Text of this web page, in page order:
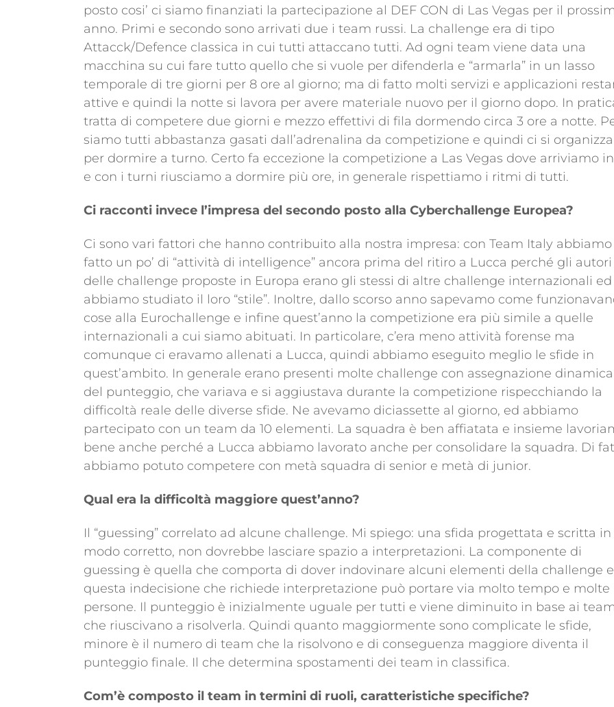
posto cosi’ ci siamo finanziati la partecipazione al DEF CON di Las Vegas per il
anno. Primi e secondo sono arrivati due i team russi. La challenge era di tipo
Attacck/Defence classica in cui tutti attaccano tutti. Ad ogni team viene data una
macchina su cui fare tutto quello che si vuole per difenderla e “armarla” in un lasso
temporale di tre giorni per 8 ore al giorno; ma di fatto molti servizi e applicazioni
attive e quindi la notte si lavora per avere materiale nuovo per il giorno dopo. In
tratta di competere due giorni e mezzo effettivi di fila dormendo circa 3 ore a notte.
siamo tutti abbastanza gasati dall’adrenalina da competizione e quindi ci si organizza
per dormire a turno. Certo fa eccezione la competizione a Las Vegas dove arriviamo
e con i turni riusciamo a dormire più ore, in generale rispettiamo i ritmi di tutti.
Ci racconti invece l’impresa del secondo posto alla Cyberchallenge Europea?
Ci sono vari fattori che hanno contribuito alla nostra impresa: con Team Italy abbiamo
fatto un po’ di “attività di intelligence” ancora prima del ritiro a Lucca perché gli autori
delle challenge proposte in Europa erano gli stessi di altre challenge internazionali ed
abbiamo studiato il loro “stile”. Inoltre, dallo scorso anno sapevamo come
cose alla Eurochallenge e infine quest’anno la competizione era più simile a quelle
internazionali a cui siamo abituati. In particolare, c’era meno attività forense ma
comunque ci eravamo allenati a Lucca, quindi abbiamo eseguito meglio le sfide in
quest’ambito. In generale erano presenti molte challenge con assegnazione dinamica
del punteggio, che variava e si aggiustava durante la competizione rispecchiando la
difficoltà reale delle diverse sfide. Ne avevamo diciassette al giorno, ed abbiamo
partecipato con un team da 10 elementi. La squadra è ben affiatata e insieme
bene anche perché a Lucca abbiamo lavorato anche per consolidare la squadra. Di
abbiamo potuto competere con metà squadra di senior e metà di junior.
Qual era la difficoltà maggiore quest’anno?
Il “guessing” correlato ad alcune challenge. Mi spiego: una sfida progettata e scritta in
modo corretto, non dovrebbe lasciare spazio a interpretazioni. La componente di
guessing è quella che comporta di dover indovinare alcuni elementi della challenge e
questa indecisione che richiede interpretazione può portare via molto tempo e molte
persone. Il punteggio è inizialmente uguale per tutti e viene diminuito in base ai
che riuscivano a risolverla. Quindi quanto maggiormente sono complicate le sfide,
minore è il numero di team che la risolvono e di conseguenza maggiore diventa il
punteggio finale. Il che determina spostamenti dei team in classifica.
Com’è composto il team in termini di ruoli, caratteristiche specifiche?